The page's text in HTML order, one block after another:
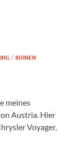
/RUINEN
meines
Austria. Hier
Voyager,